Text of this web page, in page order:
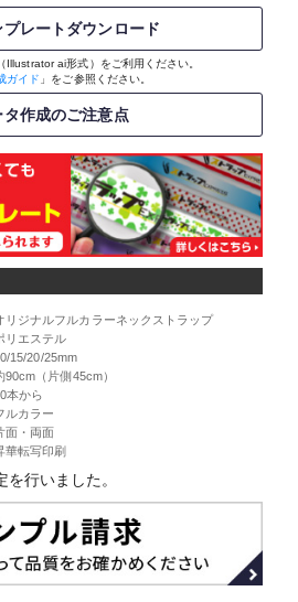
プレートダウンロード
ai形式）をご利用ください。
ガイド 」をご参照ください。
タ作成のご注意点
リジナルフルカラーネックストラップ
リエステル
15/20/25mm
90cm（片側45cm）
本から
ルカラー
面・両面
華転写印刷
行いました。